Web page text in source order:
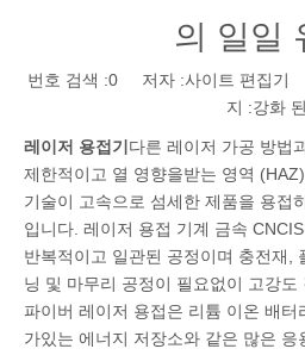
의 일일
번호 검색 :0 저자 :사이트 편집
지 :강화 된
레이저 용접기 다른 레이저 가공 방법
제한적이고 열 영향을받는 영역
기술이 고속으로 섬세한 제품을 용접
입니다. 레이저 용접 기계 금속
반복적이고 일관된 공정이며 충전재,
닝 및 마무리 공정이 필요없이 고강도
파이버 레이저 용접은 리튬 이온 배터
가있는 에너지 저장소와 같은 많은 응